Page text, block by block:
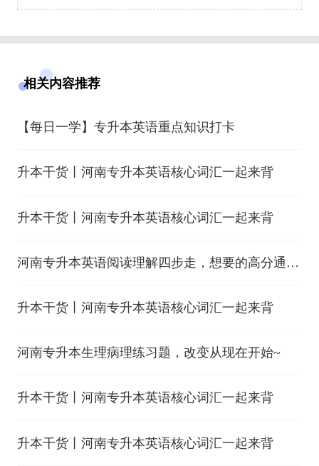
相关内容推荐
【每日一学】专升本英语重点知识打卡
升本干货丨河南专升本英语核心词汇一起来背
升本干货丨河南专升本英语核心词汇一起来背
河南专升本英语阅读理解四步走，想要的高分通通
升本干货丨河南专升本英语核心词汇一起来背
河南专升本生理病理练习题，改变从现在开始~
升本干货丨河南专升本英语核心词汇一起来背
升本干货丨河南专升本英语核心词汇一起来背